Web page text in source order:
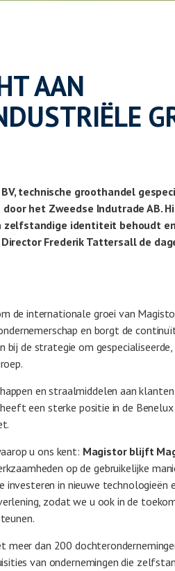
AAN
technische groothandel
het Zweedse Indutrade AB.
zelfstandige identiteit behoudt
Frederik Tattersall de
de internationale groei van
en borgt de
de strategie om
en straalmiddelen aan
een sterke positie in de
u ons kent: Magistor blijft
op de gebruikelijke
in nieuwe technologieën
zodat we u ook in de
dan 200
van ondernemingen die